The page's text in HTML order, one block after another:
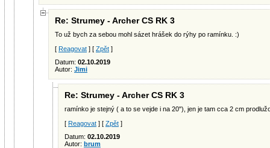
Re: Strumey - Archer CS RK 3
To už bych za sebou mohl sázet hrášek do rýhy po ramínku. :)
[ Reagovat ] [ Zpět ]
Datum: 02.10.2019
Autor: Jimi
Re: Strumey - Archer CS RK 3
ramínko je stejný ( a to se vejde i na 20"), jen je tam cca 2 cm
[ Reagovat ] [ Zpět ]
Datum: 02.10.2019
Autor: brum